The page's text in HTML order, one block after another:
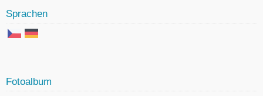
Sprachen
Fotoalbum